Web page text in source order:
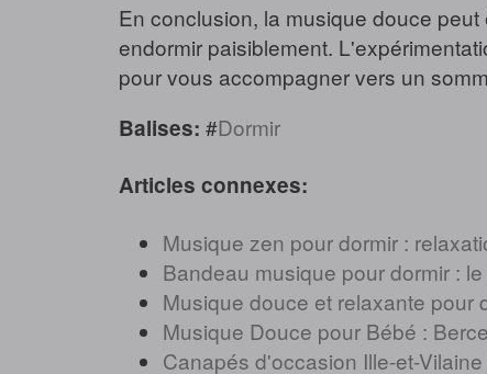
En conclusion, la musique douce
endormir paisiblement.
pour vous accompagner vers un
Balises: #Dormir
Articles connexes:
Musique zen pour dormir :
Bandeau musique pour dormir :
Musique douce et relaxante pour
Musique Douce pour Bébé :
Canapés d'occasion Ille-et-